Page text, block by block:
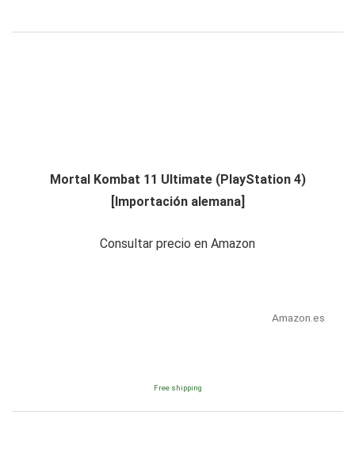
Mortal Kombat 11 Ultimate (PlayStation 4)
[Importación alemana]
Consultar precio en Amazon
Amazon.es
Free shipping